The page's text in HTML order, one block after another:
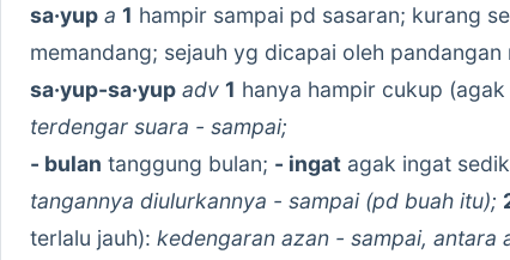
sa·yup a 1 hampir sampai pd sasaran; kurang
memandang; sejauh yg dicapai oleh pandangan
sa·yup-sa·yup adv 1 hanya hampir cukup
terdengar suara - sampai;
- bulan tanggung bulan; - ingat agak ingat
tangannya diulurkannya - sampai (pd buah itu);
terlalu jauh): kedengaran azan - sampai, antara